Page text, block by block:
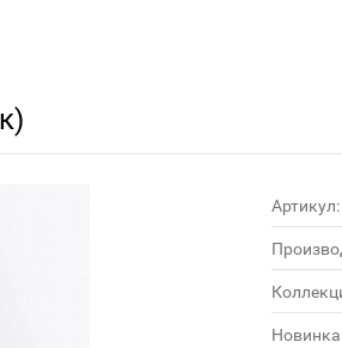
Артикул: